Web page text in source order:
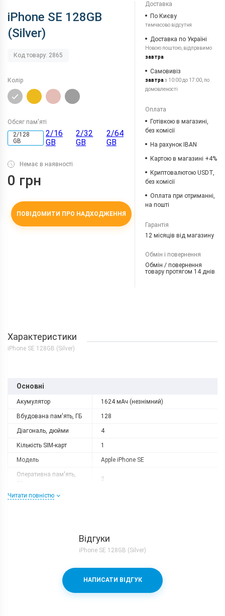
iPhone SE 128GB
(Silver)
Код товару: 2865
Колір
Обсяг пам'яті
2/128
GB
2/16
GB
2/32
GB
2/64
GB
Немає в наявності
0 грн
ПОВІДОМИТИ ПРО НАДХОДЖЕННЯ
Доставка
По Києву
тимчасово відсутня
Доставка по Україні
Новою поштою, відправимо
завтра
Самовивіз
завтраз 10:00 до 17:00, по
домовленості
Оплата
Готівкою в магазині,
без комісії
На рахунок IBAN
Картою в магазині +4%
Криптовалютою USDT,
без комісії
Оплата при отриманні,
на пошті
Гарантія
12 місяців від магазину
Обмін і повернення
Обмін / повернення
товару протягом 14 днів
Характеристики
iPhone SE 128GB (Silver)
Основні
Акумулятор 1624 мАч (незнімний)
Вбудована пам'ять, ГБ 128
Діагональ, дюйми 4
Кількість SIM-карт 1
Модель Apple iPhone SE
Оперативна пам'ять,
2
Роздільна здатність
Apple A9 + PowerVR GT7600
Читати повністю
Відгуки
iPhone SE 128GB (Silver)
НАПИСАТИ ВІДГУК